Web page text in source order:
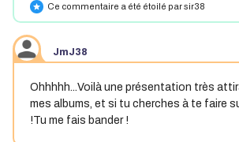
star Ce commentaire a été étoilé par sir38
JmJ38
Ohhhhh...Voilà une présentation très
mes albums, et si tu cherches à te faire
!Tu me fais bander !